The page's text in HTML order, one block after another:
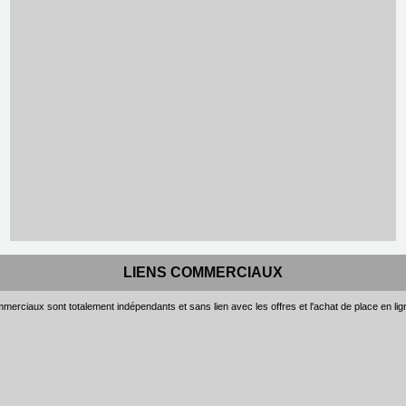
LIENS COMMERCIAUX
sont totalement indépendants et sans lien avec les offres et l'achat de place en